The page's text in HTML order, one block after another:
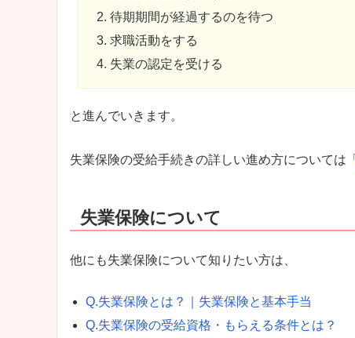
待期期間が経過するのを待つ
求職活動をする
失業の認定を受ける
と進んでいきます。
失業保険の受給手続きの詳しい進め方については「
失業保険について
他にも失業保険について知りたい方は、
Q.失業保険とは？｜失業保険と基本手当
Q.失業保険の受給資格・もらえる条件とは？